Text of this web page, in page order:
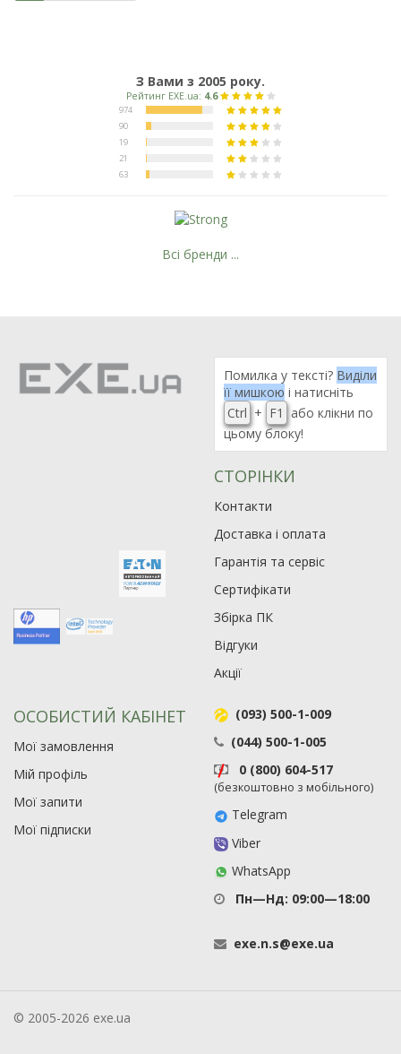
З Вами з 2005 року.
Всі бренди ...
Помилка у тексті? Виділи
її мишкою і натисніть
Ctrl + F1
або клікни по
цьому блоку!
СТОРІНКИ
Контакти
Доставка і оплата
Гарантія та сервіс
Сертифікати
Збірка ПК
Відгуки
Акції
ОСОБИСТИЙ КАБІНЕТ
Мої замовлення
Мій профіль
Мої запити
Мої підписки
(093) 500-1-009
(044) 500-1-005
0 (800) 604-517
(безкоштовно з мобільного)
Telegram
Viber
WhatsApp
Пн—Нд: 09:00—18:00
exe.n.s@exe.ua
© 2005-2026 exe.ua